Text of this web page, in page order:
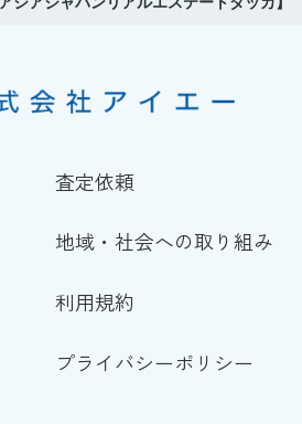
査定依頼
地域・社会への取り組み
利用規約
プライバシーポリシー